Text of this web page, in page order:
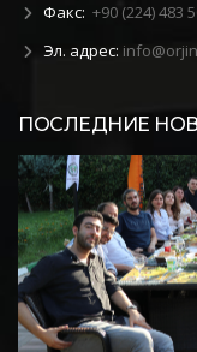
Факс: +90 (224) 483
Эл. адрес:
ПОСЛЕДНИЕ
НИОКР БЛЮДО
Как Orjin Automotive,